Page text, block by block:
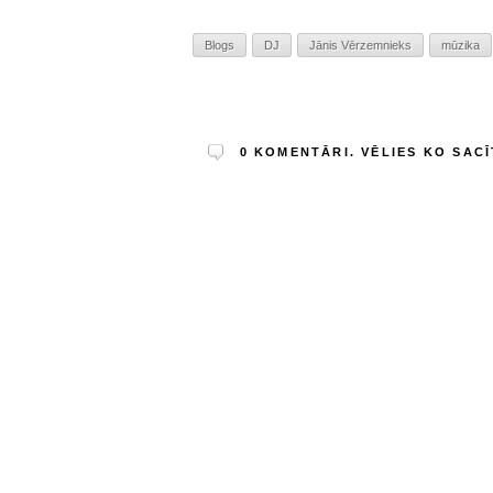
Blogs DJ Jānis Vērzemnieks mūzika
0 KOMENTĀRI. VĒLIES KO